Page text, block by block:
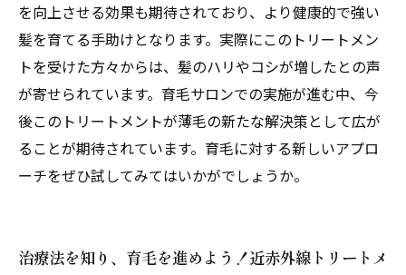
を向上させる効果も期待されており、より健康的で強い
髪を育てる手助けとなります。実際にこのトリートメン
トを受けた方々からは、髪のハリやコシが増したとの声
が寄せられています。育毛サロンでの実施が進む中、今
後このトリートメントが薄毛の新たな解決策として広が
ることが期待されています。育毛に対する新しいアプロ
ーチをぜひ試してみてはいかがでしょうか。
治療法を知り、育毛を進めよう！近赤外線トリートメ